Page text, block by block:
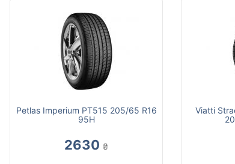
Petlas Imperium PT515 205/65 R16
95H
2630 ₴
Viatti